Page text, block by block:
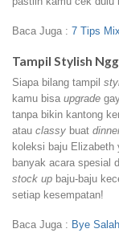
Baca Juga : 7 Tips
Tampil Stylish
Siapa bilang tampil
kamu bisa upgrade
tanpa bikin kantong
atau classy buat
koleksi baju Elizabeth
banyak acara spesial
stock up baju-baju
setiap kesempatan!
Baca Juga : Bye